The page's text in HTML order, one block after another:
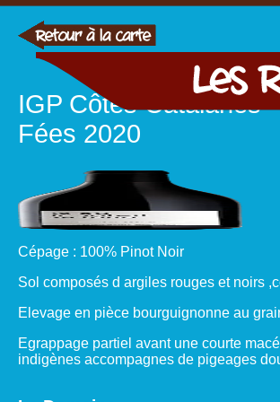
IGP Côtes Catalanes
Fées 2020
Cépage : 100% Pinot Noir
Sol composés d argiles rouges et noirs
Elevage en pièce bourguignonne au
Egrappage partiel avant une courte
indigènes accompagnes de pigeages